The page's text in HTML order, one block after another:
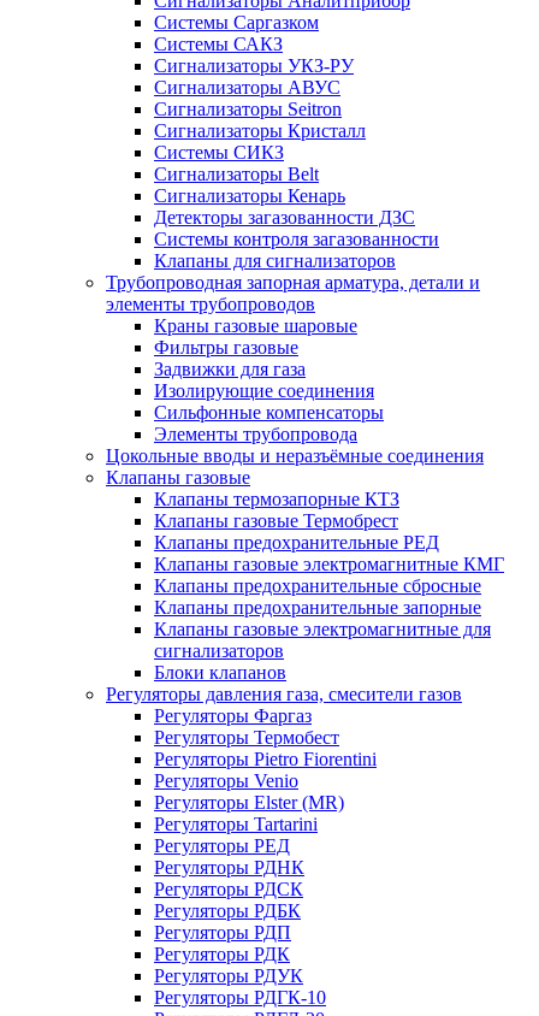
Системы Саргазком
Системы САКЗ
Сигнализаторы УКЗ-РУ
Сигнализаторы АВУС
Сигнализаторы Seitron
Сигнализаторы Кристалл
Системы СИКЗ
Сигнализаторы Belt
Сигнализаторы Кенарь
Детекторы загазованности ДЗС
Системы контроля загазованности
Клапаны для сигнализаторов
Трубопроводная запорная арматура, детали и
элементы трубопроводов
Краны газовые шаровые
Фильтры газовые
Задвижки для газа
Изолирующие соединения
Сильфонные компенсаторы
Элементы трубопровода
Цокольные вводы и неразъёмные соединения
Клапаны газовые
Клапаны термозапорные КТЗ
Клапаны газовые Термобрест
Клапаны предохранительные РЕД
Клапаны газовые электромагнитные КМГ
Клапаны предохранительные сбросные
Клапаны предохранительные запорные
Клапаны газовые электромагнитные для
сигнализаторов
Блоки клапанов
Регуляторы давления газа, смесители газов
Регуляторы Фаргаз
Регуляторы Термобест
Регуляторы Pietro Fiorentini
Регуляторы Venio
Регуляторы Elster (MR)
Регуляторы Tartarini
Регуляторы РЕД
Регуляторы РДНК
Регуляторы РДСК
Регуляторы РДБК
Регуляторы РДП
Регуляторы РДК
Регуляторы РДУК
Регуляторы РДГК-10